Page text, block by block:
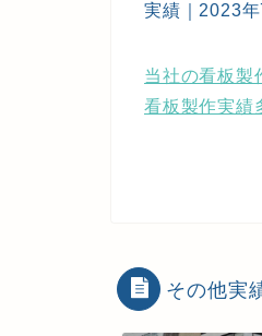
実績｜2023
当社の看板製
看板製作実績
その他実